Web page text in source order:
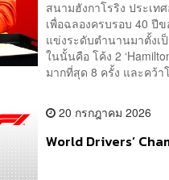
สนามฮังกาโรริง ประเท
เพื่อฉลองครบรอบ 40 ปี
แข่งระดับตำนานมาตั้งเ
ในนั้นคือ โค้ง 2
มากที่สุด 8 ครั้ง และคว้
20 กรกฎาคม 2026
World Drivers’